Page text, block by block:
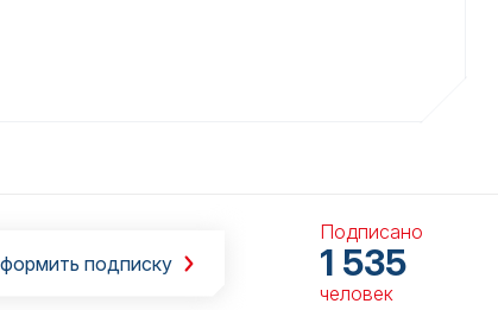
подписку
Подписано
1 535
человек